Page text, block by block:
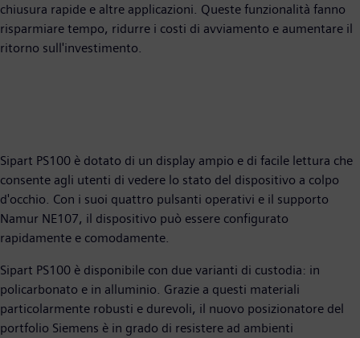
chiusura rapide e altre applicazioni. Queste funzionalità fanno
risparmiare tempo, ridurre i costi di avviamento e aumentare il
ritorno sull'investimento.
Sipart PS100 è dotato di un display ampio e di facile lettura che
consente agli utenti di vedere lo stato del dispositivo a colpo
d'occhio. Con i suoi quattro pulsanti operativi e il supporto
Namur NE107, il dispositivo può essere configurato
rapidamente e comodamente.
Sipart PS100 è disponibile con due varianti di custodia: in
policarbonato e in alluminio. Grazie a questi materiali
particolarmente robusti e durevoli, il nuovo posizionatore del
portfolio Siemens è in grado di resistere ad ambienti